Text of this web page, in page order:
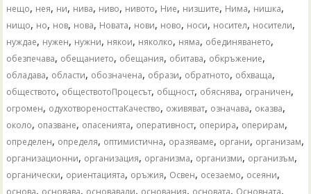
нещо, нея, ни, нива, ниво, нивото, Ние, низшите, Нима, нишка,
нищо, но, нов, нова, Новата, нови, ново, носи, носител, носители,
нуждае, нужен, нужни, някои, няколко, няма, обединяването,
обезпечава, обещанието, обещания, обитава, обкръжение,
обладава, области, обозначена, образи, обратното, обхваща,
обществото, обществотоПроцесът, общност, обяснява, ограничен,
огромен, одухотвореносттаКачество, оживяват, означава, оказва,
около, опазване, опасенията, оперативност, оперира, оперирам,
определен, определя, оптимистична, оразяваме, органи, организам,
организационни, организация, организма, организми, организъм,
органически, ориентацията, оръжия, Освен, осезаемо, осеяни,
основа, основава, основавали, основания, основата, Основната,